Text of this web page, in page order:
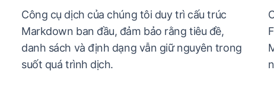
Công cụ dịch của chúng tôi duy trì cấu trúc
Markdown ban đầu, đảm bảo rằng tiêu đề,
danh sách và định dạng vẫn giữ nguyên trong
suốt quá trình dịch.